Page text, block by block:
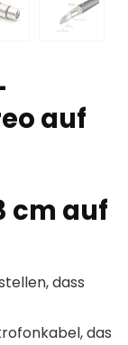
auf
cm auf
dass
das